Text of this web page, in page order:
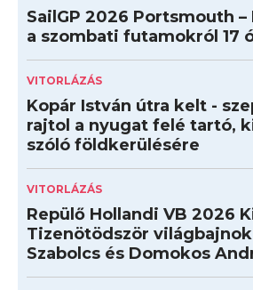
SailGP 2026 Portsmouth
a szombati futamokról 17
VITORLÁZÁS
Kopár István útra kelt -
rajtol a nyugat felé tartó,
szóló földkerülésére
VITORLÁZÁS
Repülő Hollandi VB 2026
Tizenötödször
Szabolcs és Domokos